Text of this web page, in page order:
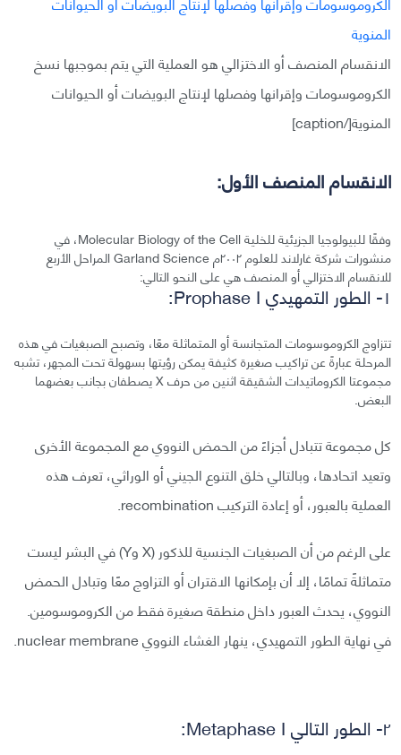
الانقسام المنصف أو الاختزالي هو العملية التي يتم بموجبها نسخ
الكروموسومات وإقرانها وفصلها لإنتاج البويضات أو الحيوانات
المنوية[/caption]
الانقسام المنصف الأول:
وفقًا للبيولوجيا الجزيئية للخلية Molecular Biology of the Cell، في
منشورات شركة غارلاند للعلوم ٢٠٠٢م Garland Science المراحل الأربع
للانقسام الاختزالي أو المنصف هي على النحو التالي:
١- الطور التمهيدي Prophase I:
تتزاوج الكروموسومات المتجانسة أو المتماثلة معًا، وتصبح الصبغيات في هذه
المرحلة عبارةً عن تراكيب صغيرة كثيفة يمكن رؤيتها بسهولة تحت المجهر، تشبه
مجموعتا الكروماتيدات الشقيقة اثنين من حرف X يصطفان بجانب بعضهما
البعض.
كل مجموعة تتبادل أجزاءً من الحمض النووي مع المجموعة الأخرى
وتعيد اتحادها، وبالتالي خلق التنوع الجيني أو الوراثي، تعرف هذه
العملية بالعبور، أو إعادة التركيب recombination.
على الرغم من أن الصبغيات الجنسية للذكور (X وY) في البشر ليست
متماثلةً تمامًا، إلا أن بإمكانها الاقتران أو التزاوج معًا وتبادل الحمض
النووي، يحدث العبور داخل منطقة صغيرة فقط من الكروموسومين.
في نهاية الطور التمهيدي، ينهار الغشاء النووي nuclear membrane.
٢- الطور التالي Metaphase I: